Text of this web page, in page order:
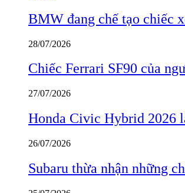
BMW đang chế tạo chiếc
28/07/2026
Chiếc Ferrari SF90 của
27/07/2026
Honda Civic Hybrid 2026
26/07/2026
Subaru thừa nhận những